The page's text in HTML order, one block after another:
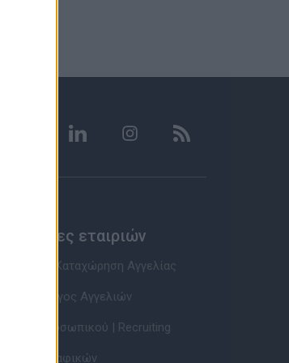
Υπηρεσίες εταιριών
Εγγραφή & Καταχώρηση Αγγελίας
Τιμοκατάλογος Αγγελιών
Εύρεση Προσωπικού | Recruiting
Βάση Βιογραφικών